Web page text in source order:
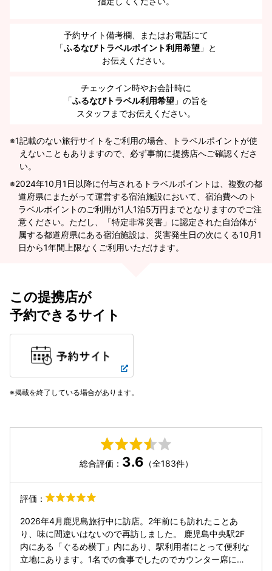
予約サイト備考欄、またはお電話にて
「ふるなびトラベルポイント利用希望 」と
お伝えください。
チェックイン時やお会計時に
「ふるなびトラベル利用希望 」の旨を
スタッフまでお伝えください。
※1記載のない旅行サイトをご利用の場合、トラベルポイントが使
えないこともありますので、必ず事前に提携店へご確認くださ
い。
2024年10月1日以降に付与されるトラベルポイントは、複数の都
道府県にまたがって運営する宿泊施設において、宿泊費へのト
ラベルポイントのご利用が1人1泊5万円までとなりますのでご注
意ください。ただし、「特定非常災害」に認定された自治体が
属する都道府県にある宿泊施設は、災害発生日の次にくる10月1
日から1年間上限なくご利用いただけます。
この提携店が
予約できるサイト
掲載を終了している場合があります。
総合評価： 3.6 （全183件）
評価：
2026年4月鹿児島旅行中に訪店。2年前にも訪れたことあ
り、味に間違いはないので再訪しました。 鹿児島中央駅2F
内にある「ぐるめ横丁」内にあり、駅利用者にとって便利な
立地にあります。1名での食事でしたのでカウンター席にて